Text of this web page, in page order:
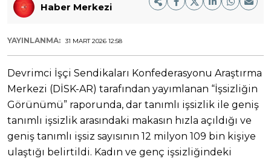
Haber Merkezi
YAYINLANMA: 31 MART 2026 12:58
Devrimci İşçi Sendikaları Konfederasyonu Araştırma
Merkezi (DİSK-AR) tarafından yayımlanan “İşsizliğin
Görünümü” raporunda, dar tanımlı işsizlik ile geniş
tanımlı işsizlik arasındaki makasın hızla açıldığı ve
geniş tanımlı işsiz sayısının 12 milyon 109 bin kişiye
ulaştığı belirtildi. Kadın ve genç işsizliğindeki